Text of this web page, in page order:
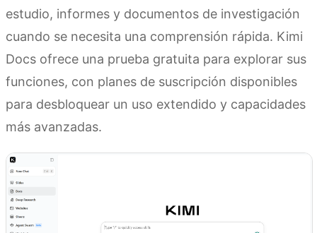
estudio, informes y documentos de investigación
cuando se necesita una comprensión rápida. Kimi
Docs ofrece una prueba gratuita para explorar sus
funciones, con planes de suscripción disponibles
para desbloquear un uso extendido y capacidades
más avanzadas.